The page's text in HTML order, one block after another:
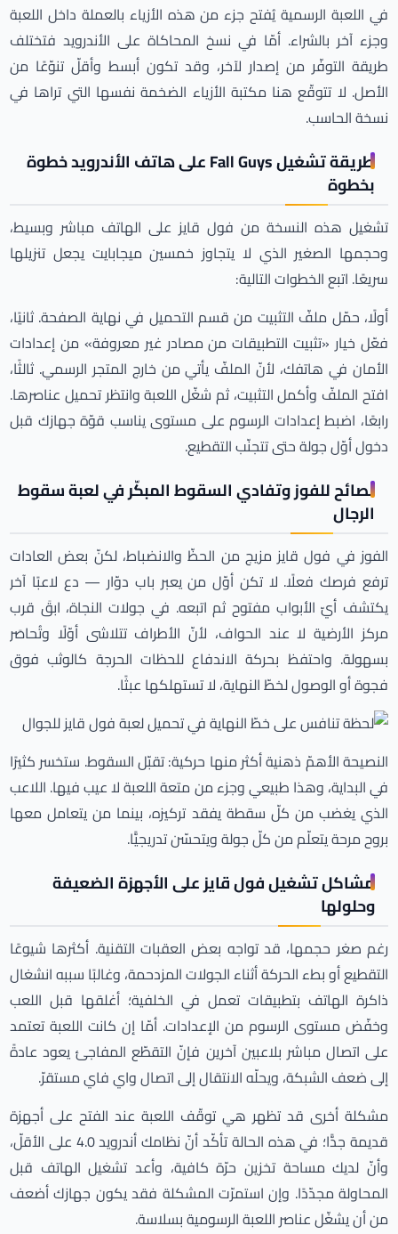
في اللعبة الرسمية يُفتح جزء من هذه الأزياء بالعملة داخل اللعبة
وجزء آخر بالشراء. أمّا في نسخ المحاكاة على الأندرويد فتختلف
طريقة التوفّر من إصدار لآخر، وقد تكون أبسط وأقلّ تنوّعًا من
الأصل. لا تتوقّع هنا مكتبة الأزياء الضخمة نفسها التي تراها في
نسخة الحاسب.
طريقة تشغيل Fall Guys على هاتف الأندرويد خطوة
بخطوة
تشغيل هذه النسخة من فول قايز على الهاتف مباشر وبسيط،
وحجمها الصغير الذي لا يتجاوز خمسين ميجابايت يجعل تنزيلها
سريعًا. اتبع الخطوات التالية:
أولًا، حمّل ملفّ التثبيت من قسم التحميل في نهاية الصفحة. ثانيًا،
فعّل خيار «تثبيت التطبيقات من مصادر غير معروفة» من إعدادات
الأمان في هاتفك، لأنّ الملفّ يأتي من خارج المتجر الرسمي. ثالثًا،
افتح الملفّ وأكمل التثبيت، ثم شغّل اللعبة وانتظر تحميل عناصرها.
رابعًا، اضبط إعدادات الرسوم على مستوى يناسب قوّة جهازك قبل
دخول أوّل جولة حتى تتجنّب التقطيع.
نصائح للفوز وتفادي السقوط المبكّر في لعبة سقوط
الرجال
الفوز في فول قايز مزيج من الحظّ والانضباط، لكنّ بعض العادات
ترفع فرصك فعلًا. لا تكن أوّل من يعبر باب دوّار — دع لاعبًا آخر
يكتشف أيّ الأبواب مفتوح ثم اتبعه. في جولات النجاة، ابقَ قرب
مركز الأرضية لا عند الحواف، لأنّ الأطراف تتلاشى أوّلًا وتُحاصَر
بسهولة. واحتفظ بحركة الاندفاع للحظات الحرجة كالوثب فوق
فجوة أو الوصول لخطّ النهاية، لا تستهلكها عبثًا.
النصيحة الأهمّ ذهنية أكثر منها حركية: تقبّل السقوط. ستخسر كثيرًا
في البداية، وهذا طبيعي وجزء من متعة اللعبة لا عيب فيها. اللاعب
الذي يغضب من كلّ سقطة يفقد تركيزه، بينما من يتعامل معها
بروح مرحة يتعلّم من كلّ جولة ويتحسّن تدريجيًّا.
مشاكل تشغيل فول قايز على الأجهزة الضعيفة
وحلولها
رغم صغر حجمها، قد تواجه بعض العقبات التقنية. أكثرها شيوعًا
التقطيع أو بطء الحركة أثناء الجولات المزدحمة، وغالبًا سببه انشغال
ذاكرة الهاتف بتطبيقات تعمل في الخلفية؛ أغلقها قبل اللعب
وخفّض مستوى الرسوم من الإعدادات. أمّا إن كانت اللعبة تعتمد
على اتصال مباشر بلاعبين آخرين فإنّ التقطّع المفاجئ يعود عادةً
إلى ضعف الشبكة، ويحلّه الانتقال إلى اتصال واي فاي مستقرّ.
مشكلة أخرى قد تظهر هي توقّف اللعبة عند الفتح على أجهزة
قديمة جدًّا؛ في هذه الحالة تأكّد أنّ نظامك أندرويد 4.0 على الأقلّ،
وأنّ لديك مساحة تخزين حرّة كافية، وأعد تشغيل الهاتف قبل
المحاولة مجدّدًا. وإن استمرّت المشكلة فقد يكون جهازك أضعف
من أن يشغّل عناصر اللعبة الرسومية بسلاسة.